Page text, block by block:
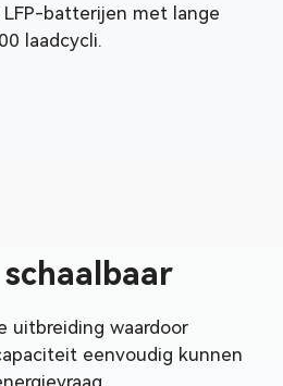
batterijen met lange
laadcycli.
uitbreiding waardoor
eenvoudig kunnen